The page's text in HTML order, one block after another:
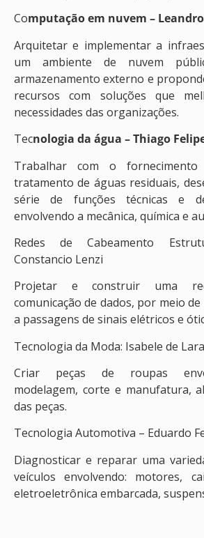
Computação em nuvem –
Arquitetar e implementar a
um ambiente de nuvem
armazenamento externo e
recursos com soluções que
necessidades das organizações.
Tecnologia da água – Thiago
Trabalhar com o
tratamento de águas residuais,
série de funções técnicas e
envolvendo a mecânica, química e
Redes de Cabeamento
Constancio Lenzi
Projetar e construir uma
comunicação de dados, por meio
a passagens de sinais elétricos e
Tecnologia da Moda: Isabele de
Criar peças de roupas
modelagem, corte e manufatura,
das peças.
Tecnologia Automotiva – Eduardo
Diagnosticar e reparar uma
veículos envolvendo: motores,
eletroeletrônica embarcada,